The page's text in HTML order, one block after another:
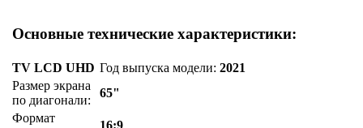
Основные технические характеристики:
TV LCD UHD Год выпуска модели:2021
Размер экрана
по диагонали:
65"
Формат